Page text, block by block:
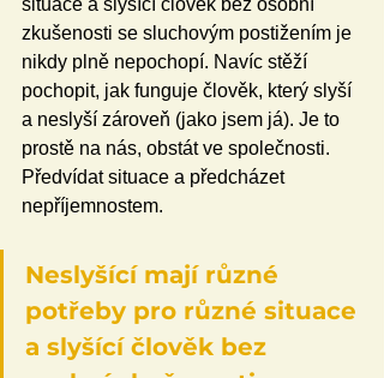
zkušenosti se sluchovým postižením je
nikdy plně nepochopí. Navíc stěží
pochopit, jak funguje člověk, který slyší
a neslyší zároveň (jako jsem já). Je to
prostě na nás, obstát ve společnosti.
Předvídat situace a předcházet
nepříjemnostem.
Neslyšící mají různé
potřeby pro různé situace
a slyšící člověk bez